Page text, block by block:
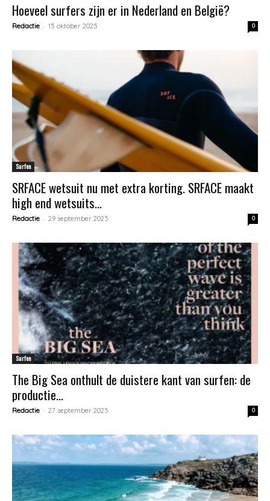
Hoeveel surfers zijn er in Nederland en België?
Redactie - 15 oktober 2025 0
Surfen
SRFACE wetsuit nu met extra korting. SRFACE maakt
high end wetsuits...
Redactie - 29 september 2025 0
Surfen
The Big Sea onthult de duistere kant van surfen: de
productie...
Redactie - 27 september 2025 0